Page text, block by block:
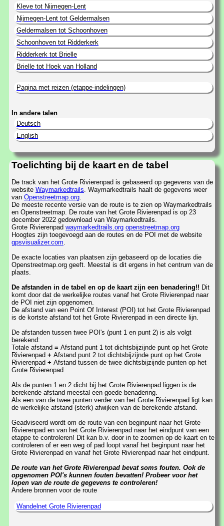
Kleve tot Nijmegen-Lent
Nijmegen-Lent tot Geldermalsen
Geldermalsen tot Schoonhoven
Schoonhoven tot Ridderkerk
Ridderkerk tot Brielle
Brielle tot Hoek van Holland
Pagina met reizen (etappe-indelingen)
In andere talen
Deutsch
English
Toelichting bij de kaart en de tabel
De track van het Grote Rivierenpad is gebaseerd op gegevens van de
website Waymarkedtrails. Waymarkedtrails haalt de gegevens weer
van Openstreetmap.org.
De meeste recente versie van de route is te zien op Waymarkedtrails
en Openstreetmap. De route van het Grote Rivierenpad is op 23
december 2022 gedownload van Waymarkedtrails.
Grote Rivierenpad waymarkedtrails.org openstreetmap.org
Hoogtes zijn toegevoegd aan de routes en de POI met de website
gpsvisualizer.com.
De exacte locaties van plaatsen zijn gebaseerd op de locaties die
Openstreetmap.org geeft. Meestal is dit ergens in het centrum van de
plaats.
De afstanden in de tabel en op de kaart zijn een benadering!! Dit
komt door dat de werkelijke routes vanaf het Grote Rivierenpad naar
de POI niet zijn opgenomen.
De afstand van een Point Of Interest (POI) tot het Grote Rivierenpad
is de kortste afstand tot het Grote Rivierenpad in een directe lijn.
De afstanden tussen twee POI's (punt 1 en punt 2) is als volgt
berekend:
Totale afstand = Afstand punt 1 tot dichtsbijzijnde punt op het Grote
Rivierenpad + Afstand punt 2 tot dichtsbijzijnde punt op het Grote
Rivierenpad + Afstand tussen de twee dichtsbijzijnde punten op het
Grote Rivierenpad
Als de punten 1 en 2 dicht bij het Grote Rivierenpad liggen is de
berekende afstand meestal een goede benadering.
Als een van de twee punten verder van het Grote Rivierenpad ligt kan
de werkelijke afstand (sterk) afwijken van de berekende afstand.
Geadviseerd wordt om de route van een beginpunt naar het Grote
Rivierenpad en van het Grote Rivierenpad naar het eindpunt van een
etappe te controleren! Dit kan b.v. door in te zoomen op de kaart en te
controleren of er een weg of pad loopt vanaf het beginpunt naar het
Grote Rivierenpad en vanaf het Grote Rivierenpad naar het eindpunt.
De route van het Grote Rivierenpad bevat soms fouten. Ook de
opgenomen POI's kunnen fouten bevatten! Probeer voor het
lopen van de route de gegevens te controleren!
Andere bronnen voor de route
Wandelnet Grote Rivierenpad